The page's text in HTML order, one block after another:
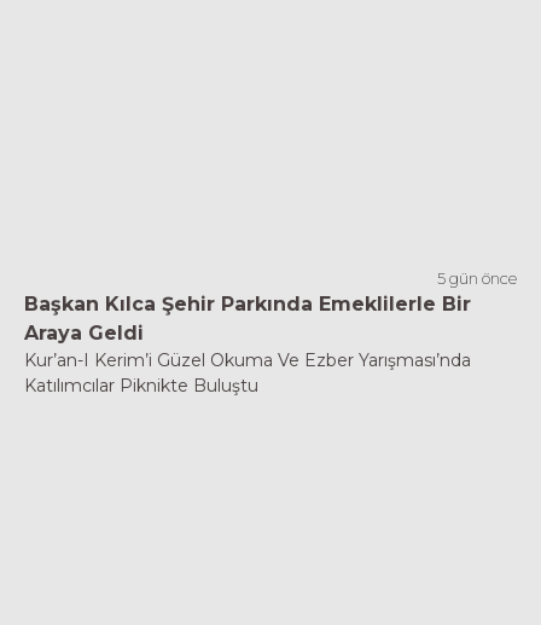
5 gün önce
Başkan Kılca Şehir Parkında Emeklilerle Bir
Araya Geldi
Kur’an-I Kerim’i Güzel Okuma Ve Ezber Yarışması’nda
Katılımcılar Piknikte Buluştu